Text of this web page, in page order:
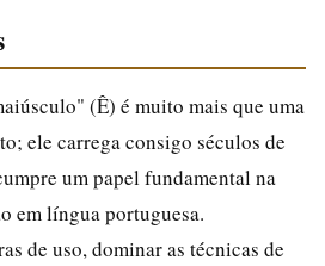
(Ê) é muito mais que uma
ele carrega consigo séculos de
um papel fundamental na
em língua portuguesa.
de uso, dominar as técnicas de